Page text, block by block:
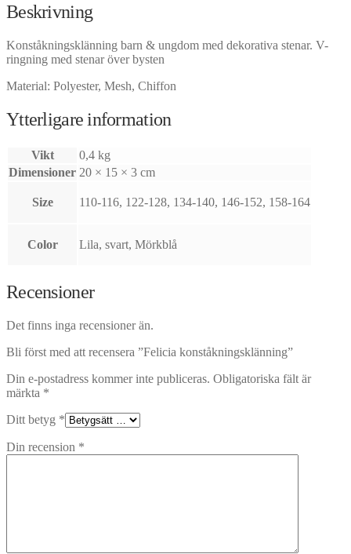
Beskrivning
Konståkningsklänning barn & ungdom med dekorativa stenar. V-
ringning med stenar över bysten
Material: Polyester, Mesh, Chiffon
Ytterligare information
Vikt
0,4 kg
Dimensioner 20 × 15 × 3 cm
Size 110-116, 122-128, 134-140, 146-152, 158-164
Color Lila, svart, Mörkblå
Recensioner
Det finns inga recensioner än.
Bli först med att recensera ”Felicia konståkningsklänning”
Din e-postadress kommer inte publiceras. Obligatoriska fält är
märkta *
Ditt betyg *
Din recension *